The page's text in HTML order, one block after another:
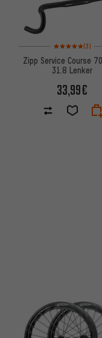
Bewertungen:
(3)
Zipp Service Course 70
31.8 Lenker
33,99€